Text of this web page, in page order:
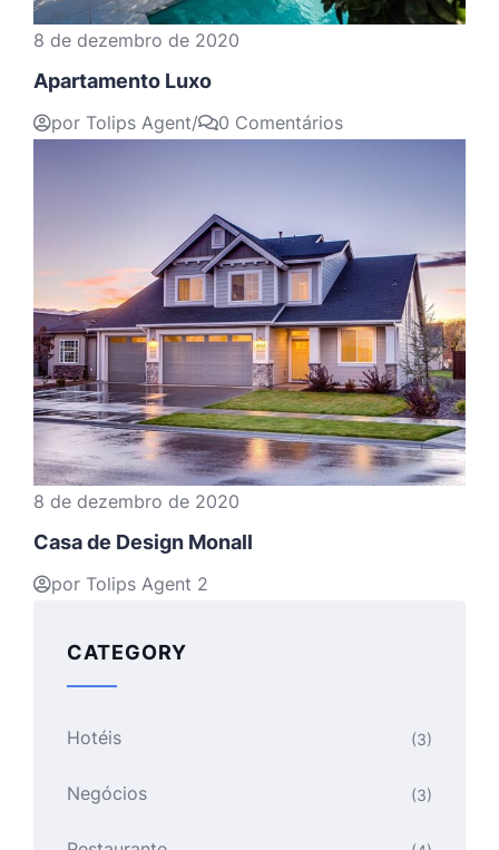
8 de dezembro de 2020
Apartamento Luxo
por Tolips Agent/ 0 Comentários
8 de dezembro de 2020
Casa de Design Monall
por Tolips Agent 2
CATEGORY
Hotéis (3)
Negócios (3)